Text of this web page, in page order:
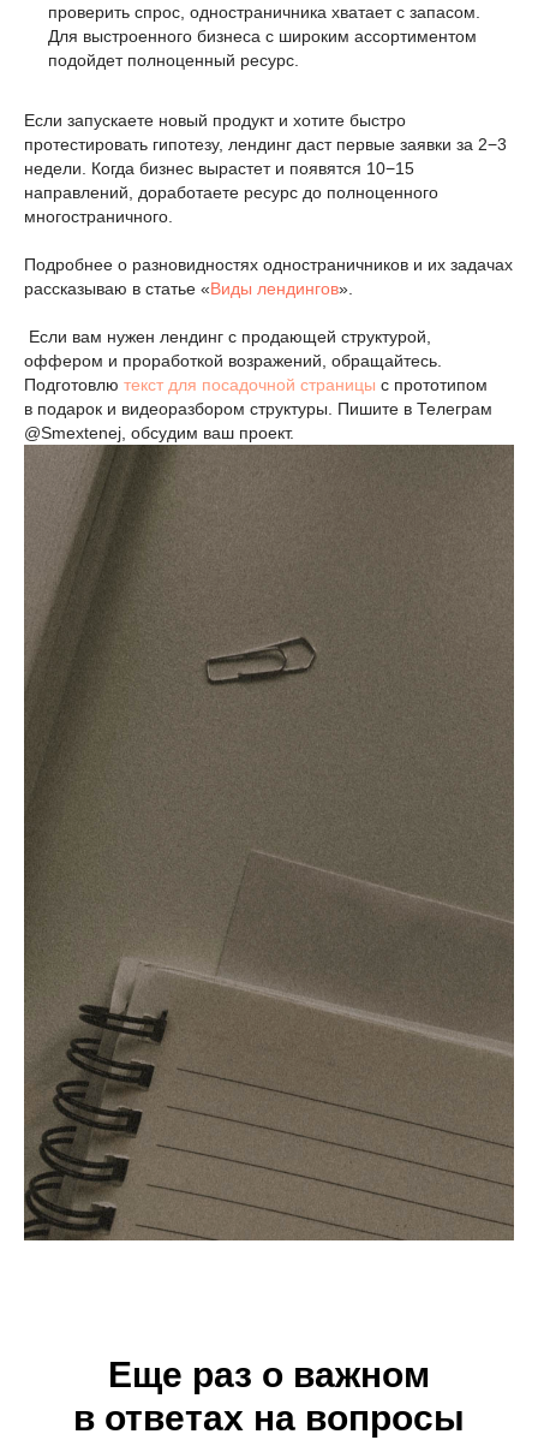
проверить спрос, одностраничника хватает с запасом.
Для выстроенного бизнеса с широким ассортиментом
подойдет полноценный ресурс.
Если запускаете новый продукт и хотите быстро
протестировать гипотезу, лендинг даст первые заявки за 2−3
недели. Когда бизнес вырастет и появятся 10−15
направлений, доработаете ресурс до полноценного
многостраничного.
Подробнее о разновидностях одностраничников и их задачах
рассказываю в статье «Виды лендингов».
Если вам нужен лендинг с продающей структурой,
оффером и проработкой возражений, обращайтесь.
Подготовлю текст для посадочной страницы с прототипом
в подарок и видеоразбором структуры. Пишите в Телеграм
@Smextenej, обсудим ваш проект.
Еще раз о важном
в ответах на вопросы
Готовы заказать?
Да
© 2008—2025. Все права защищены.
Политика конфиденциальности
Информация на сайте не является публичной офертой
inbox@smextenej.ru
+7 (926) 121-88-08
Телефон: